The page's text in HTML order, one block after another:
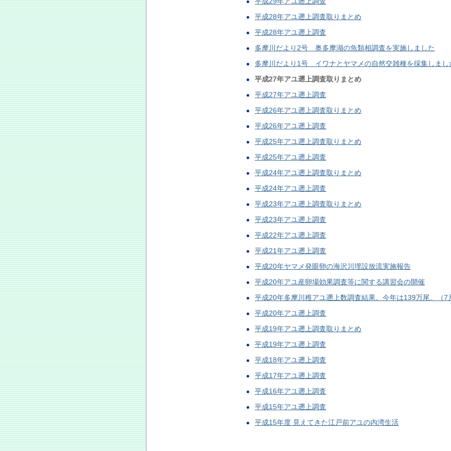
平成28年アユ遡上調査取りまとめ
平成28年アユ遡上調査
多摩川だより2号 奥多摩湖の魚類相調査を実施しました
多摩川だより1号 イワナとヤマメの自然交雑種を採集しまし
平成27年アユ遡上調査取りまとめ
平成27年アユ遡上調査
平成26年アユ遡上調査取りまとめ
平成26年アユ遡上調査
平成25年アユ遡上調査取りまとめ
平成25年アユ遡上調査
平成24年アユ遡上調査取りまとめ
平成24年アユ遡上調査
平成23年アユ遡上調査取りまとめ
平成23年アユ遡上調査
平成22年アユ遡上調査
平成21年アユ遡上調査
平成20年ヤマメ発眼卵の海沢川埋設放流実施報告
平成20年アユ産卵場効果調査等に関する講習会の開催
平成20年多摩川稚アユ遡上数調査結果。今年は139万尾。（7
平成20年アユ遡上調査
平成19年アユ遡上調査取りまとめ
平成19年アユ遡上調査
平成18年アユ遡上調査
平成17年アユ遡上調査
平成16年アユ遡上調査
平成15年アユ遡上調査
平成15年度 見えてきた江戸前アユの内湾生活